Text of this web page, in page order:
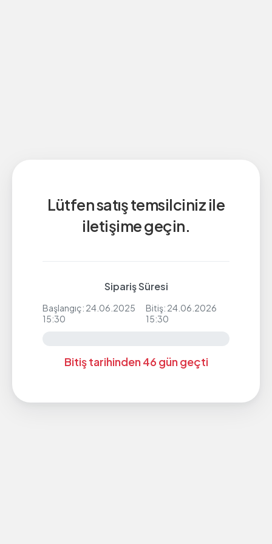
Lütfen satış temsilciniz ile
iletişime geçin.
Sipariş Süresi
Başlangıç: 24.06.2025
15:30
Bitiş: 24.06.2026
15:30
Bitiş tarihinden 46 gün geçti